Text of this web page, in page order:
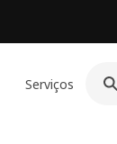
Serviços